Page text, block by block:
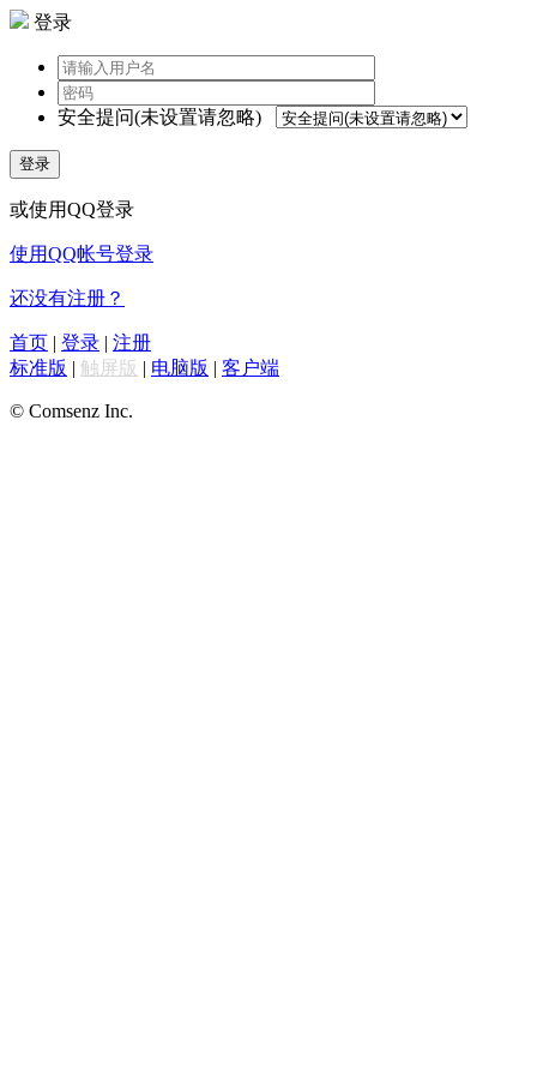
登录
安全提问(未设置请忽略)
登录
或使用QQ登录
使用QQ帐号登录
还没有注册？
首页 | 登录 | 注册
标准版 | 触屏版 | 电脑版 | 客户端
© Comsenz Inc.